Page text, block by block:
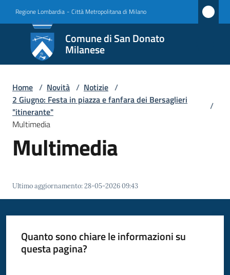
Regione Lombardia - Città Metropolitana di Milano
Comune di San Donato
Milanese
Comune
di San
Donato
Milanese
Amministrazione
Novità
Servizi
Donato
Milanese
Home / Novità / Notizie /
2 Giugno: Festa in piazza e fanfara dei Bersaglieri
"itinerante"
/
Multimedia
Multimedia
Ultimo aggiornamento:28-05-2026 09:43
Quanto sono chiare le informazioni su
questa pagina?